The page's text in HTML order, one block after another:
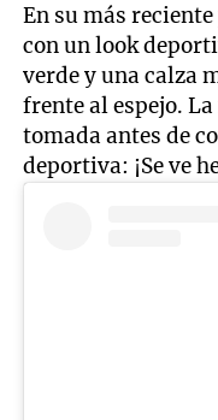
En su más
con un look
verde y una calza
frente al espejo.
tomada antes de
deportiva: ¡Se ve